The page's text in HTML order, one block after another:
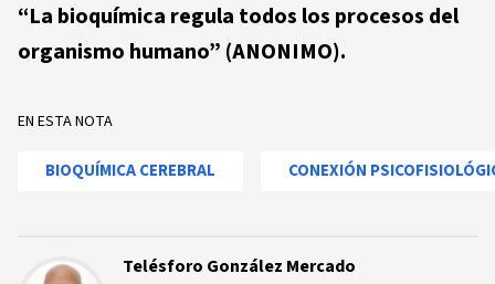
“La bioquímica regula todos los procesos del
organismo humano” (ANONIMO).
EN ESTA NOTA
BIOQUÍMICA CEREBRAL CONEXIÓN
Telésforo González Mercado